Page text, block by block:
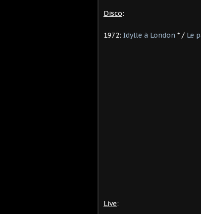
Disco:
1972: Idylle à London * / Le
Live: